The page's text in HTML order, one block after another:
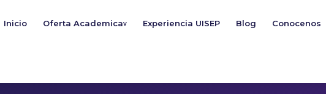
Inicio Oferta Academicav Experiencia UISEP Blog Conocenos